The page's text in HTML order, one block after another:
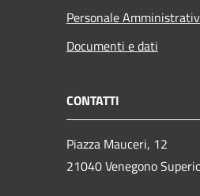
Personale
Documenti e dati
CONTATTI
Piazza Mauceri, 12
21040 Venegono